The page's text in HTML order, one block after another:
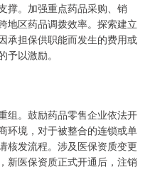
。加强重点药品采购、销
地区药品调拨效率。探索建立
承担保供职能而发生的费用或
以激励。
。鼓励药品零售企业依法开
环境，对于被整合的连锁或单
核发流程。涉及医保资质变更
新医保资质正式开通后，注销